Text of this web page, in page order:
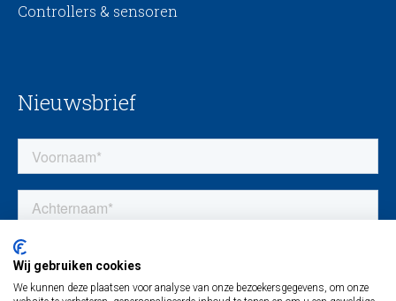
Controllers & sensoren
Nieuwsbrief
Wij gebruiken cookies
We kunnen deze plaatsen voor analyse van onze bezoekersgegevens, om onze